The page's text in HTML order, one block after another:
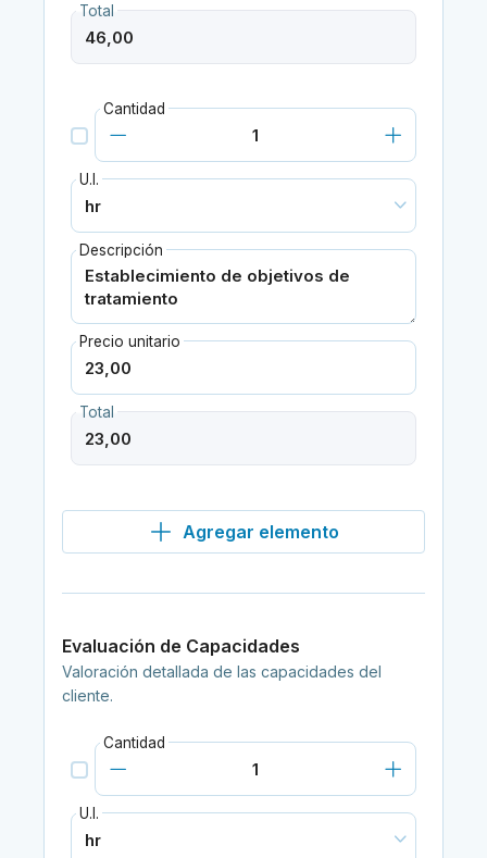
Total
Cantidad
U.I.
Descripción
Precio unitario
Total
Agregar elemento
Evaluación de Capacidades
Valoración detallada de las capacidades del
cliente.
Cantidad
U.I.